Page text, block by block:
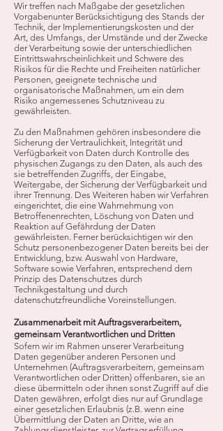
Wir treffen nach Maßgabe der gesetzlichen
Vorgabenunter Berücksichtigung des Stands der
Technik, der Implementierungskosten und der
Art, des Umfangs, der Umstände und der Zwecke
der Verarbeitung sowie der unterschiedlichen
Eintrittswahrscheinlichkeit und Schwere des
Risikos für die Rechte und Freiheiten natürlicher
Personen, geeignete technische und
organisatorische Maßnahmen, um ein dem
Risiko angemessenes Schutzniveau zu
gewährleisten.
Zu den Maßnahmen gehören insbesondere die
Sicherung der Vertraulichkeit, Integrität und
Verfügbarkeit von Daten durch Kontrolle des
physischen Zugangs zu den Daten, als auch des
sie betreffenden Zugriffs, der Eingabe,
Weitergabe, der Sicherung der Verfügbarkeit und
ihrer Trennung. Des Weiteren haben wir Verfahren
eingerichtet, die eine Wahrnehmung von
Betroffenenrechten, Löschung von Daten und
Reaktion auf Gefährdung der Daten
gewährleisten. Ferner berücksichtigen wir den
Schutz personenbezogener Daten bereits bei der
Entwicklung, bzw. Auswahl von Hardware,
Software sowie Verfahren, entsprechend dem
Prinzip des Datenschutzes durch
Technikgestaltung und durch
datenschutzfreundliche Voreinstellungen.
Zusammenarbeit mit Auftragsverarbeitern,
gemeinsam Verantwortlichen und Dritten
Sofern wir im Rahmen unserer Verarbeitung
Daten gegenüber anderen Personen und
Unternehmen (Auftragsverarbeitern, gemeinsam
Verantwortlichen oder Dritten) offenbaren, sie an
diese übermitteln oder ihnen sonst Zugriff auf die
Daten gewähren, erfolgt dies nur auf Grundlage
einer gesetzlichen Erlaubnis (z.B. wenn eine
Übermittlung der Daten an Dritte, wie an